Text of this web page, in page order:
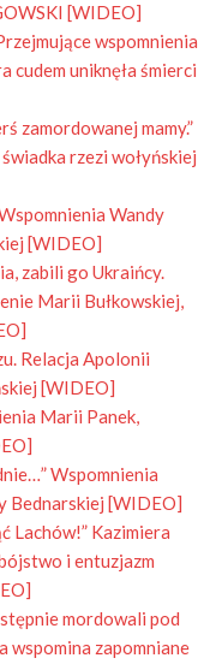
[WIDEO]
wspomnienia
cudem uniknęła śmierci
zamordowanej mamy.”
rzezi wołyńskiej
Wandy
[WIDEO]
zabili go Ukraińcy.
Marii Bułkowskiej,
Relacja Apolonii
[WIDEO]
Marii Panek,
Wspomnienia
Bednarskiej [WIDEO]
Lachów!” Kazimiera
i entuzjazm
mordowali pod
wspomina zapomniane